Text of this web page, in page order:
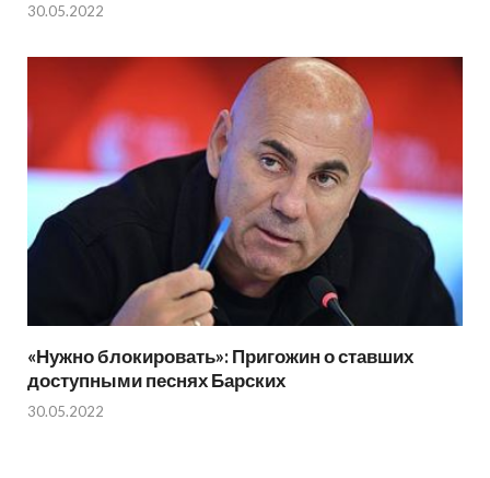
30.05.2022
«Нужно блокировать»: Пригожин о ставших
доступными песнях Барских
30.05.2022